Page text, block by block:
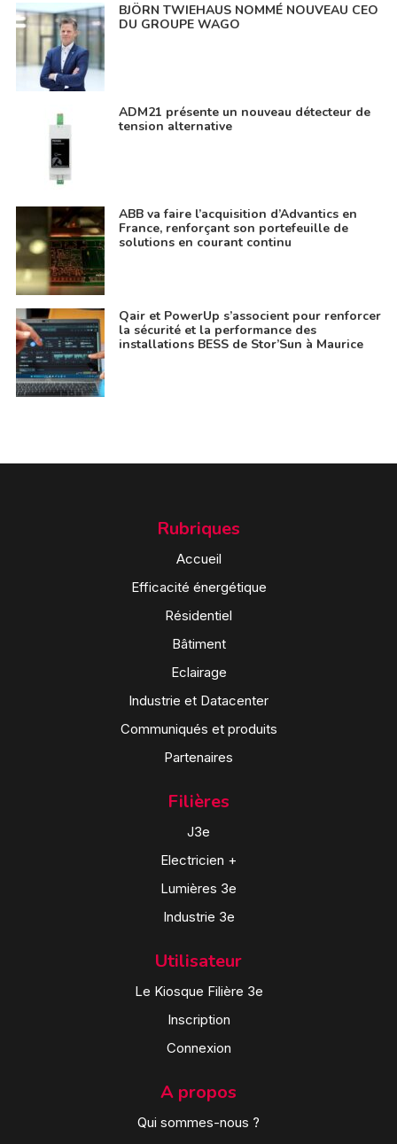
BJÖRN TWIEHAUS NOMMÉ NOUVEAU CEO
DU GROUPE WAGO
ADM21 présente un nouveau détecteur de
tension alternative
ABB va faire l’acquisition d’Advantics en
France, renforçant son portefeuille de
solutions en courant continu
Qair et PowerUp s’associent pour renforcer
la sécurité et la performance des
installations BESS de Stor’Sun à Maurice
Rubriques
Accueil
Efficacité énergétique
Résidentiel
Bâtiment
Eclairage
Industrie et Datacenter
Communiqués et produits
Partenaires
Filières
J3e
Electricien +
Lumières 3e
Industrie 3e
Utilisateur
Le Kiosque Filière 3e
Inscription
Connexion
A propos
Qui sommes-nous ?